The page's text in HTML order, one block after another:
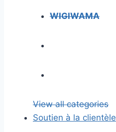
WIGIWAMA
View all categories
Soutien à la clientèle